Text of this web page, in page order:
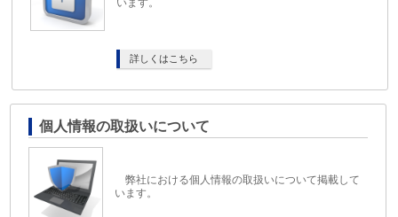
います。
詳しくはこちら
個人情報の取扱いについて
弊社における個人情報の取扱いについて掲載して
います。